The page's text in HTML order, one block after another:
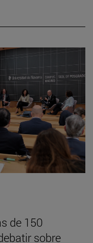
de 150
sobre